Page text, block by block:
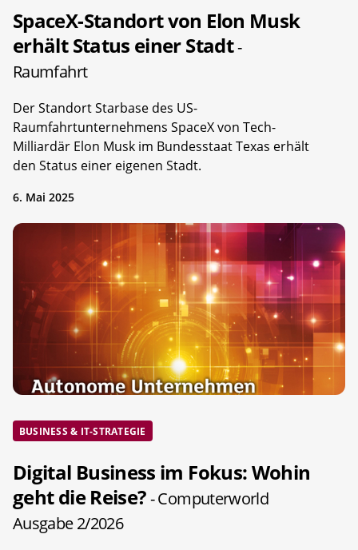
SpaceX-Standort von Elon Musk
erhält Status einer Stadt-
Raumfahrt
Der Standort Starbase des US-
Raumfahrtunternehmens SpaceX von Tech-
Milliardär Elon Musk im Bundesstaat Texas erhält
den Status einer eigenen Stadt.
6. Mai 2025
BUSINESS & IT-STRATEGIE
Digital Business im Fokus: Wohin
geht die Reise?- Computerworld
Ausgabe 2/2026